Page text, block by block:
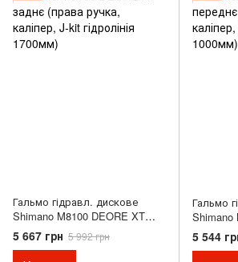
Гальмо гідравл. дискове
Shimano M8100 DEORE XT
заднє (права ручка, каліпер,
J-kit гідролінія 1700мм)
5 667 грн 5 992 грн
Гальмо
Shimano
переднє
J-kit
5 544